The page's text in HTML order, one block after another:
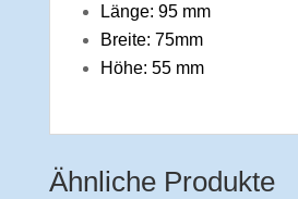
Länge: 95 mm
Breite: 75mm
Höhe: 55 mm
Ähnliche Produkte